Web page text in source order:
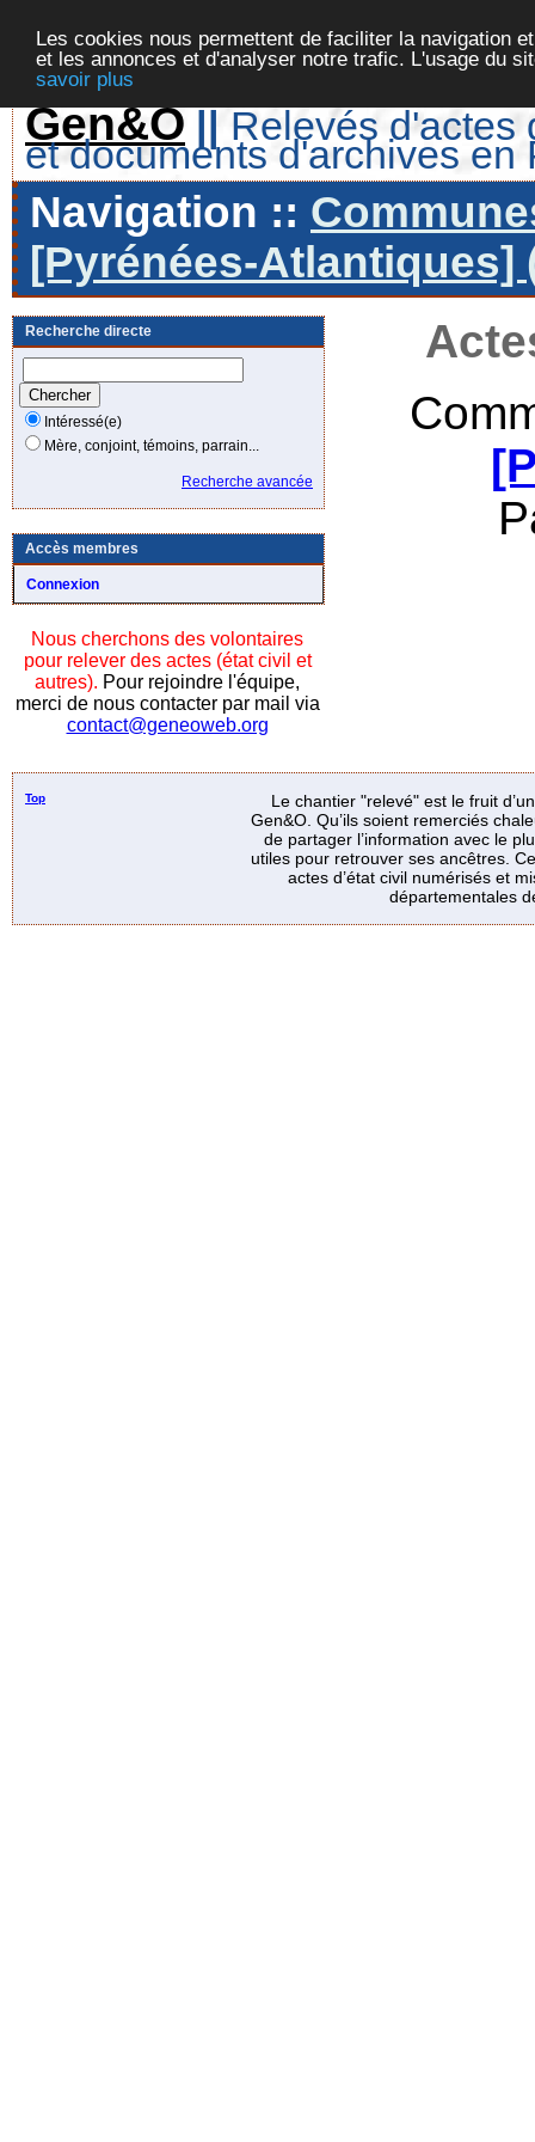
Les cookies nous permettent de faciliter la navigation
et les annonces et d'analyser notre trafic. L'usage du
savoir plus
Gen&O || Relevés d'actes
et documents d'archives en
Navigation ::
[Pyrénées-Atlantiques]
Recherche directe
Intéressé(e)
Mère, conjoint, témoins, parrain...
Recherche avancée
Accès membres
Connexion
Nous cherchons des volontaires
pour relever des actes (état civil et
autres). Pour rejoindre l'équipe,
merci de nous contacter par mail via
contact@geneoweb.org
Top
Le chantier "relevé" est le fruit
Gen&O. Qu’ils soient remerciés
de partager l’information avec le
utiles pour retrouver ses ancêtres.
actes d’état civil numérisés et
départementales